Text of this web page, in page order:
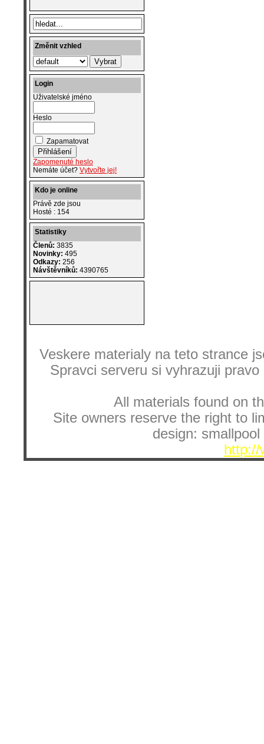
Změnit vzhled
Login
Uživatelské jméno
Heslo
Zapamatovat
Zapomenuté heslo
Nemáte účet? Vytvořte jej!
Kdo je online
Právě zde jsou
Hosté : 154
Statistiky
Členů: 3835
Novinky: 495
Odkazy: 256
Návštěvníků: 4390765
Veskere materialy na teto strance
Spravci serveru si vyhrazuji
All materials found on
Site owners reserve the right to
design:
http://